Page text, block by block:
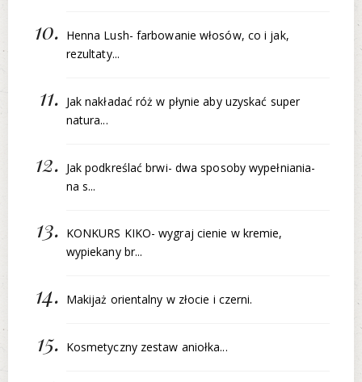
Henna Lush- farbowanie włosów, co i jak,
rezultaty...
Jak nakładać róż w płynie aby uzyskać super
natura...
Jak podkreślać brwi- dwa sposoby wypełniania-
na s...
KONKURS KIKO- wygraj cienie w kremie,
wypiekany br...
Makijaż orientalny w złocie i czerni.
Kosmetyczny zestaw aniołka...